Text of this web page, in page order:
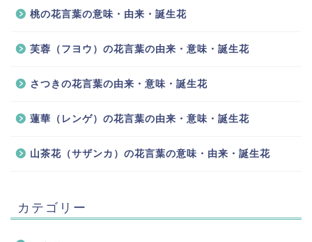
桃の花言葉の意味・由来・誕生花
芙蓉（フヨウ）の花言葉の由来・意味・誕生花
さつきの花言葉の由来・意味・誕生花
蓮華（レンゲ）の花言葉の由来・意味・誕生花
山茶花（サザンカ）の花言葉の意味・由来・誕生花
カテゴリー